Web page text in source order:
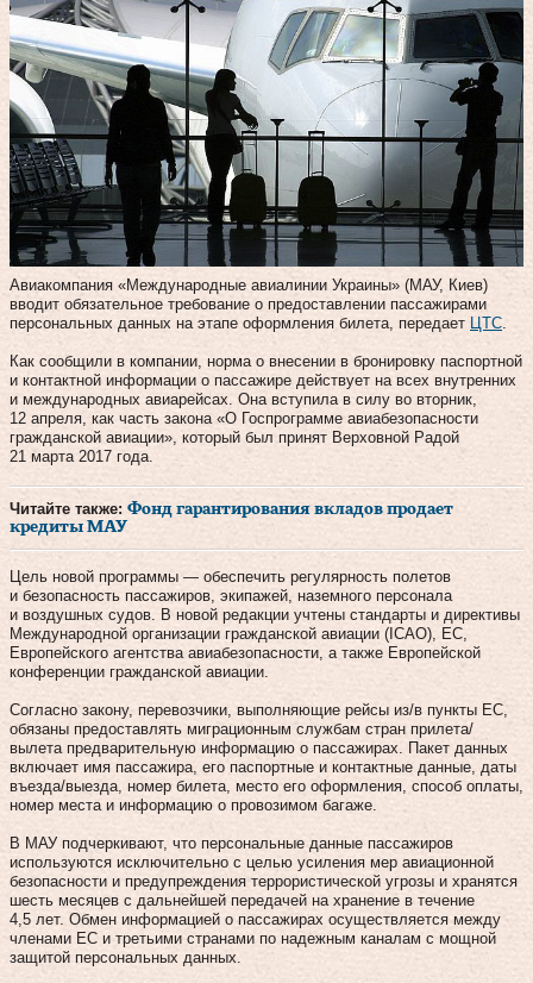
Авиакомпания «Международные авиалинии Украины» (МАУ, Киев)
вводит обязательное требование о предоставлении пассажирами
персональных данных на этапе оформления билета, передает
ЦТС
Как сообщили в компании, норма о внесении в бронировку паспортной
и контактной информации о пассажире действует на всех внутренних
и международных авиарейсах. Она вступила в силу во вторник,
12 апреля, как часть закона «О Госпрограмме авиабезопасности
гражданской авиации», который был принят Верховной Радой
21 марта 2017 года.
Читайте также: Фонд гарантирования вкладов продает
кредиты МАУ
Цель новой программы — обеспечить регулярность полетов
и безопасность пассажиров, экипажей, наземного персонала
и воздушных судов. В новой редакции учтены стандарты и директивы
Международной организации гражданской авиации (ICАО), ЕС,
Европейского агентства авиабезопасности, а также Европейской
конференции гражданской авиации.
Согласно закону, перевозчики, выполняющие рейсы из/в пункты ЕС,
обязаны предоставлять миграционным службам стран прилета/
вылета предварительную информацию о пассажирах. Пакет данных
включает имя пассажира, его паспортные и контактные данные, даты
въезда/выезда, номер билета, место его оформления, способ оплаты,
номер места и информацию о провозимом багаже.
В МАУ подчеркивают, что персональные данные пассажиров
используются исключительно с целью усиления мер авиационной
безопасности и предупреждения террористической угрозы и хранятся
шесть месяцев с дальнейшей передачей на хранение в течение
4,5 лет. Обмен информацией о пассажирах осуществляется между
членами ЕС и третьими странами по надежным каналам с мощной
защитой персональных данных.